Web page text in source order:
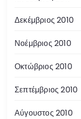
Δεκέμβριος 2010
Νοέμβριος 2010
Οκτώβριος 2010
Σεπτέμβριος 2010
Αύγουστος 2010